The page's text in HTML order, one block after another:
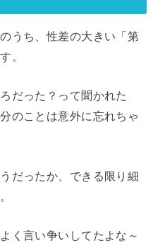
うち、性差の大きい「第
。
だった？って聞かれた
のことは意外に忘れちゃ
だったか、できる限り細
く言い争いしてたよな～